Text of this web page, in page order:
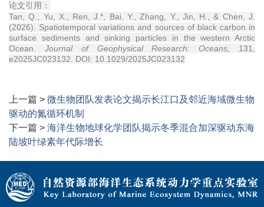
论文引用：
Tan, Q., Yu, X., Ren, J.*, Bai, Y., Zhang, Y., Jin, H., & Chen, J.
(2026). Spatiotemporal variations and sources of black carbon in
surface sediments and sinking particles in the western Arctic
Ocean. Journal of Geophysical Research: Oceans, 131,
e2025JC023132. DOI: 10.1029/2025JC023132
上一篇 > 微生物团队发表论文揭示长江口及邻近海域微生物
驱动的氮循环机制
下一篇 > 海洋生物地球化学团队揭示冬季混合加深驱动东海
陆坡叶绿素年代际增长